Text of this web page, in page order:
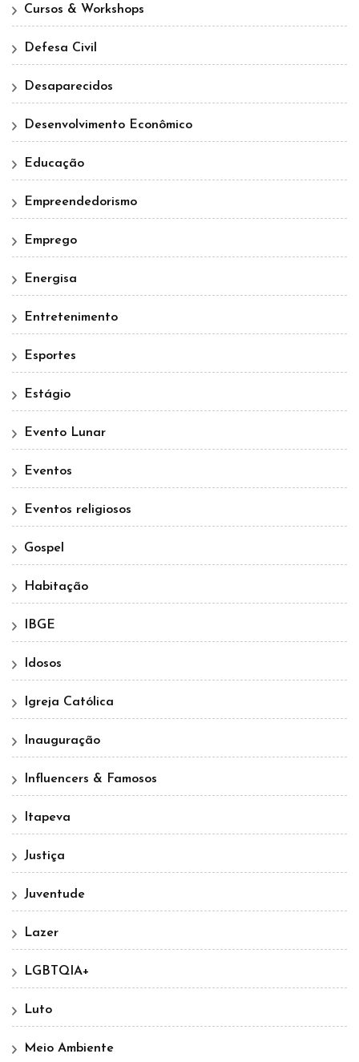
Cursos & Workshops
Defesa Civil
Desaparecidos
Desenvolvimento Econômico
Educação
Empreendedorismo
Emprego
Energisa
Entretenimento
Esportes
Estágio
Evento Lunar
Eventos
Eventos religiosos
Gospel
Habitação
IBGE
Idosos
Igreja Católica
Inauguração
Influencers & Famosos
Itapeva
Justiça
Juventude
Lazer
LGBTQIA+
Luto
Meio Ambiente